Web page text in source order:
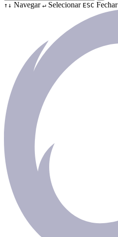
↑↓ Navegar ↵ Selecionar ESC Fechar